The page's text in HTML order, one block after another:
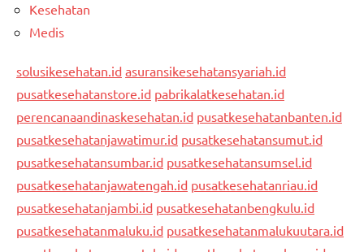
Kesehatan
Medis
solusikesehatan.id asuransikesehatansyariah.id
pusatkesehatanstore.id pabrikalatkesehatan.id
perencanaandinaskesehatan.id pusatkesehatanbanten.id
pusatkesehatanjawatimur.id pusatkesehatansumut.id
pusatkesehatansumbar.id pusatkesehatansumsel.id
pusatkesehatanjawatengah.id pusatkesehatanriau.id
pusatkesehatanjambi.id pusatkesehatanbengkulu.id
pusatkesehatanmaluku.id pusatkesehatanmalukuutara.id